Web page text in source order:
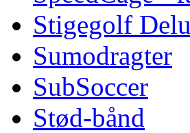
Stigegolf
Sumodragter
SubSoccer
Stød-bånd